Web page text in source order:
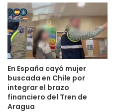
En España cayó mujer
buscada en Chile por
integrar el brazo
financiero del Tren de
Aragua